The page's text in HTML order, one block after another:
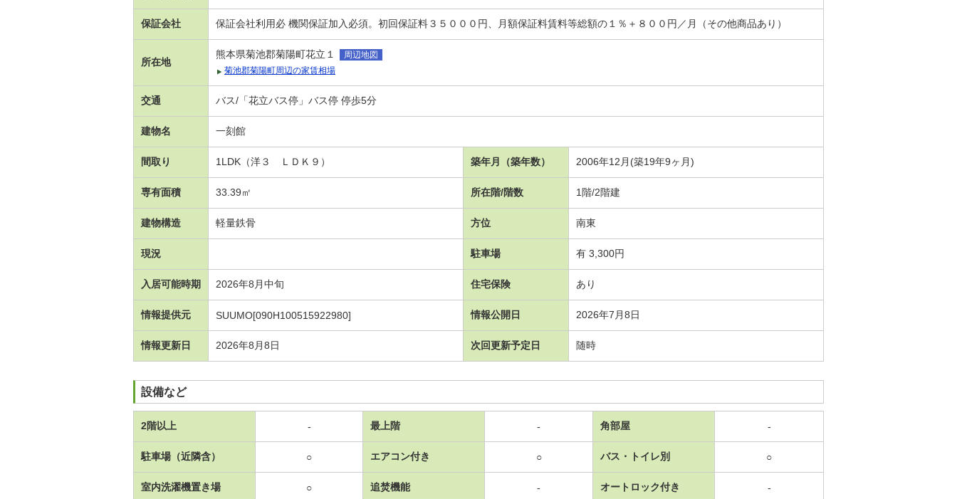
保証会社 保証会社利用必 機関保証加入必須。初回保証料３５０００円、月額保証料賃料等総額の１％＋８００円／月（その他商品あり）
所在地
熊本県菊池郡菊陽町花立１
周辺地図
菊池郡菊陽町周辺の家賃相場
交通 バス/「花立バス停」バス停 停歩5分
建物名 一刻館
間取り 1LDK（洋３ ＬＤＫ９） 築年月（築年数） 2006年12月(築19年9ヶ月)
専有面積 33.39㎡ 所在階/階数 1階/2階建
建物構造 軽量鉄骨 方位 南東
現況 駐車場 有 3,300円
入居可能時期 2026年8月中旬 住宅保険 あり
情報提供元 SUUMO[090H100515922980] 情報公開日 2026年7月8日
情報更新日 2026年8月8日 次回更新予定日 随時
設備など
2階以上 - 最上階 - 角部屋 -
駐車場（近隣含） ○ エアコン付き ○ バス・トイレ別 ○
室内洗濯機置き場 ○ 追焚機能 - オートロック付き -